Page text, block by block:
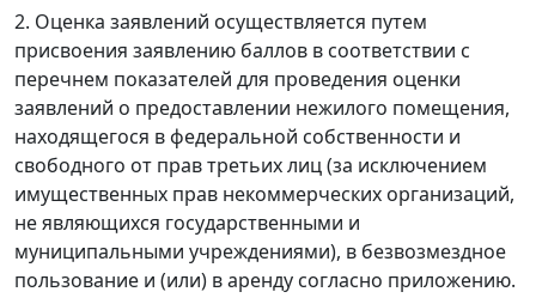
2. Оценка заявлений осуществляется путем
присвоения заявлению баллов в соответствии с
перечнем показателей для проведения оценки
заявлений о предоставлении нежилого помещения,
находящегося в федеральной собственности и
свободного от прав третьих лиц (за исключением
имущественных прав некоммерческих организаций,
не являющихся государственными и
муниципальными учреждениями), в безвозмездное
пользование и (или) в аренду согласно приложению.